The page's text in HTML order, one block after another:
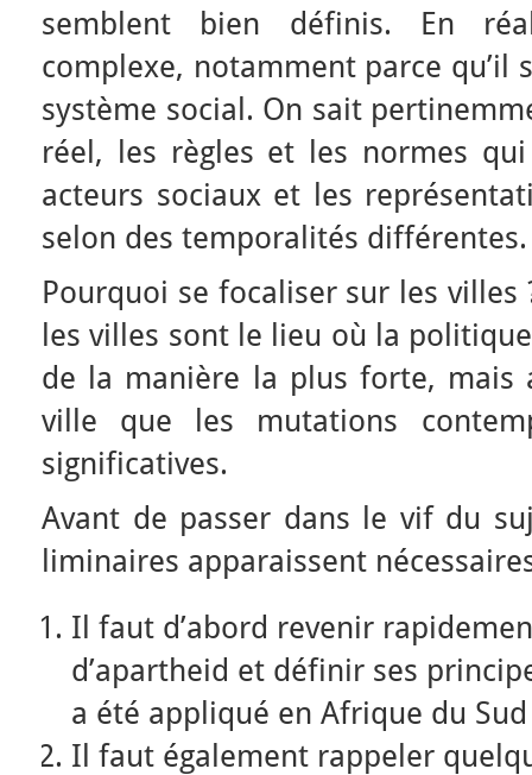
semblent bien définis. En
complexe, notamment parce qu’il
système social. On sait
réel, les règles et les normes qui
acteurs sociaux et les
selon des temporalités différentes.
Pourquoi se focaliser sur les villes
les villes sont le lieu où la
de la manière la plus forte, mais
ville que les mutations
significatives.
Avant de passer dans le vif du
liminaires apparaissent
Il faut d’abord revenir
d’apartheid et définir ses
a été appliqué en Afrique du
Il faut également rappeler